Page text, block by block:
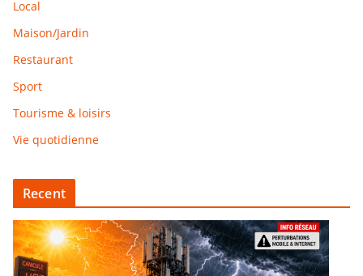
Local
Maison/Jardin
Restaurant
Sport
Tourisme & loisirs
Vie quotidienne
Recent